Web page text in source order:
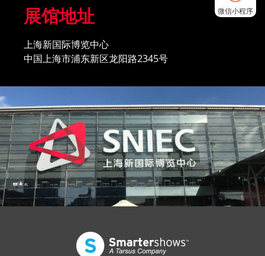
展馆地址
上海新国际博览中心
中国上海市浦东新区龙阳路2345号
微信小程序